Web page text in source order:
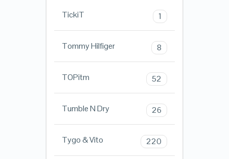
TickiT 1
Tommy Hilfiger 8
TOPitm 52
Tumble N Dry 26
Tygo & Vito 220